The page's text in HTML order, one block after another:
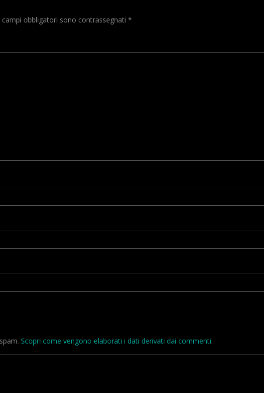
campi obbligatori sono contrassegnati *
Scopri come vengono elaborati i dati derivati dai commenti.